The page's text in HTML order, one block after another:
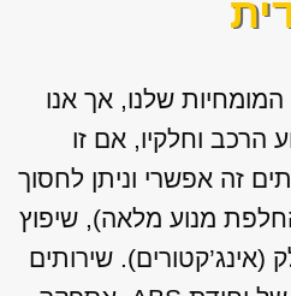
שלנו, אך אנו
הרכב וחלקיו, אם זו
זה אפשרי וניתן לחסוך
מנוע מלאה), שיפוץ
שירותים